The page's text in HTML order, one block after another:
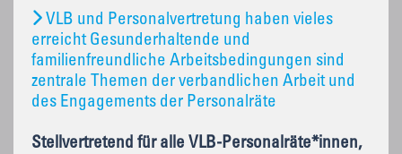
VLB und Personalvertretung haben vieles
erreicht Gesunderhaltende und
familienfreundliche Arbeitsbedingungen sind
zentrale Themen der verbandlichen Arbeit und
des Engagements der Personalräte
Stellvertretend für alle VLB-Personalräte*innen,